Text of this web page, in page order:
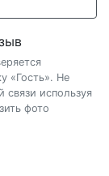
«Гость». Не
связи используя
фото